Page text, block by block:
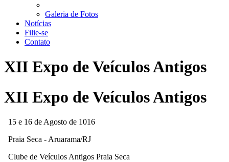
Galeria de Fotos
Notícias
Filie-se
Contato
XII Expo de Veículos Antigos
XII Expo de Veículos Antigos
15 e 16 de Agosto de 1016
Praia Seca - Aruarama/RJ
Clube de Veículos Antigos Praia Seca